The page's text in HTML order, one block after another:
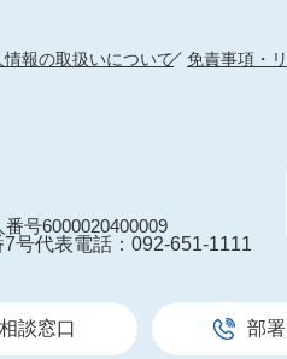
情報の取扱いについて 免責事項・
番号6000020400009
7号代表電話：092-651-1111
談窓口 部